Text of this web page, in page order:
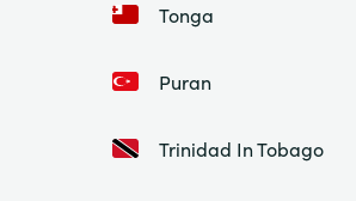
Tonga
Puran
Trinidad In Tobago